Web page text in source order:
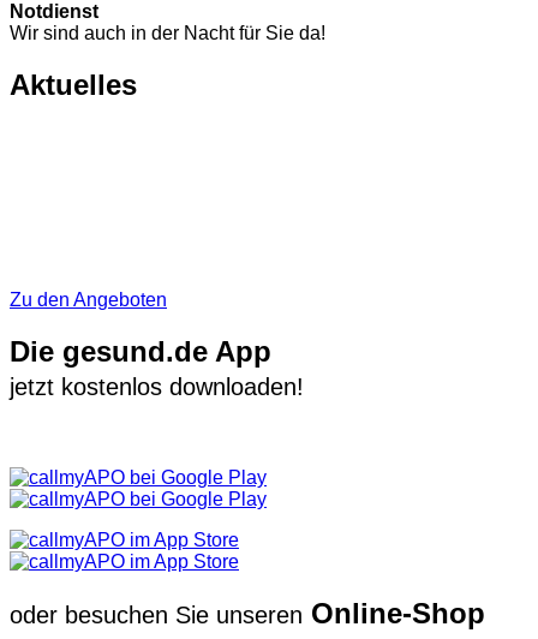
Notdienst
Wir sind auch in der Nacht für Sie da!
Aktuelles
Zu den Angeboten
Die gesund.de App
jetzt kostenlos downloaden!
oder besuchen Sie unseren Online-Shop